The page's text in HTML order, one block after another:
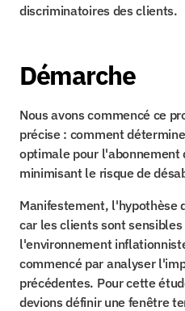
discriminatoires des clients.
Démarche
Nous avons commencé ce
précise : comment
optimale pour l'abonnement
minimisant le risque de
Manifestement, l'hypothèse
car les clients sont
l'environnement
commencé par analyser
précédentes. Pour cette
devions définir une fenêtre